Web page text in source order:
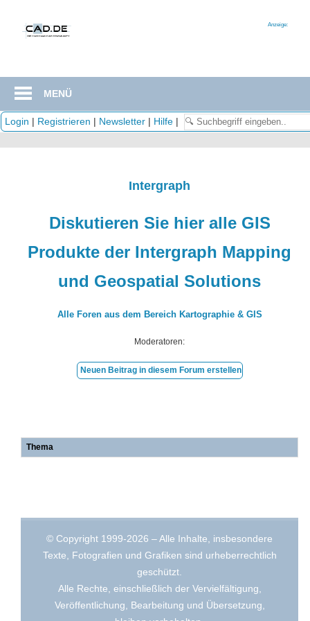
Anzeige:
MENÜ
Login | Registrieren | Newsletter | Hilfe |
Intergraph
Diskutieren Sie hier alle GIS
Produkte der Intergraph Mapping
und Geospatial Solutions
Alle Foren aus dem Bereich Kartographie & GIS
Moderatoren:
Neuen Beitrag in diesem Forum erstellen
Thema
© Copyright 1999-2026 – Alle Inhalte, insbesondere
Texte, Fotografien und Grafiken sind urheberrechtlich
geschützt.
Alle Rechte, einschließlich der Vervielfältigung,
Veröffentlichung, Bearbeitung und Übersetzung,